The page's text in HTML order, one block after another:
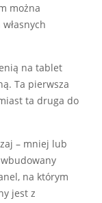
można
na tablet
Ta pierwsza
ta druga do
– mniej lub
na którym
jest z